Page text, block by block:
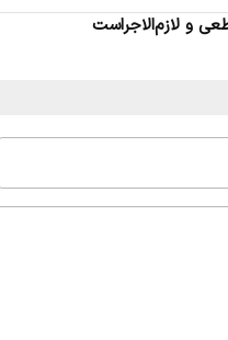
و لازم‌الاجراست